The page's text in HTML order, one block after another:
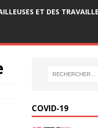
ET DES
COVID-19